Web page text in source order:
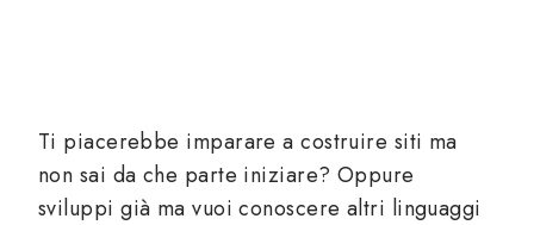
Ti piacerebbe imparare a costruire siti ma
non sai da che parte iniziare? Oppure
sviluppi già ma vuoi conoscere altri linguaggi